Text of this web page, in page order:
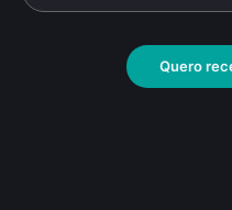
Documentário• De
Quero